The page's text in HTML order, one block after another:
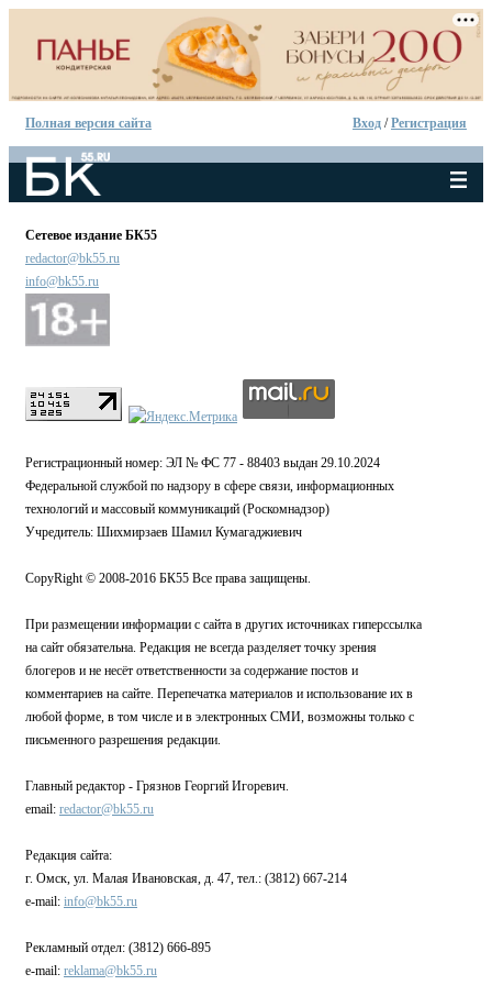
Полная версия сайта Вход /Регистрация
Сетевое издание БК55
redactor@bk55.ru
info@bk55.ru
Регистрационный номер: ЭЛ № ФС 77 - 88403 выдан 29.10.2024
Федеральной службой по надзору в сфере связи, информационных
технологий и массовый коммуникаций (Роскомнадзор)
Учредитель: Шихмирзаев Шамил Кумагаджиевич
CopyRight © 2008-2016 БК55 Все права защищены.
При размещении информации с сайта в других источниках гиперссылка
на сайт обязательна. Редакция не всегда разделяет точку зрения
блогеров и не несёт ответственности за содержание постов и
комментариев на сайте. Перепечатка материалов и использование их в
любой форме, в том числе и в электронных СМИ, возможны только с
письменного разрешения редакции.
Главный редактор - Грязнов Георгий Игоревич.
email: redactor@bk55.ru
Редакция сайта:
г. Омск, ул. Малая Ивановская, д. 47, тел.: (3812) 667-214
e-mail: info@bk55.ru
Рекламный отдел: (3812) 666-895
e-mail: reklama@bk55.ru